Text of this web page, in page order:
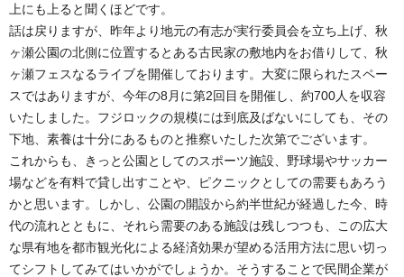
上にも上ると聞くほどです。
話は戻りますが、昨年より地元の有志が実行委員会を立ち上げ、秋
ヶ瀬公園の北側に位置するとある古民家の敷地内をお借りして、秋
ヶ瀬フェスなるライブを開催しております。大変に限られたスペー
スではありますが、今年の8月に第2回目を開催し、約700人を収容
いたしました。フジロックの規模には到底及ばないにしても、その
下地、素養は十分にあるものと推察いたした次第でございます。
これからも、きっと公園としてのスポーツ施設、野球場やサッカー
場などを有料で貸し出すことや、ピクニックとしての需要もあろう
かと思います。しかし、公園の開設から約半世紀が経過した今、時
代の流れとともに、それら需要のある施設は残しつつも、この広大
な県有地を都市観光化による経済効果が望める活用方法に思い切っ
てシフトしてみてはいかがでしょうか。そうすることで民間企業が